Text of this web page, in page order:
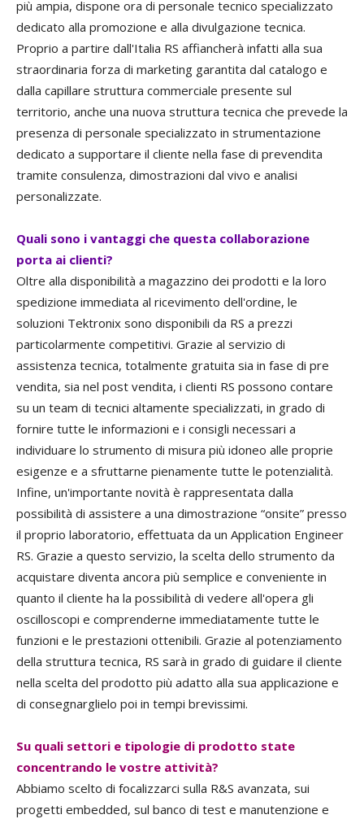
più ampia, dispone ora di personale tecnico specializzato
dedicato alla promozione e alla divulgazione tecnica.
Proprio a partire dall'Italia RS affiancherà infatti alla sua
straordinaria forza di marketing garantita dal catalogo e
dalla capillare struttura commerciale presente sul
territorio, anche una nuova struttura tecnica che prevede la
presenza di personale specializzato in strumentazione
dedicato a supportare il cliente nella fase di prevendita
tramite consulenza, dimostrazioni dal vivo e analisi
personalizzate.
Quali sono i vantaggi che questa collaborazione
porta ai clienti?
Oltre alla disponibilità a magazzino dei prodotti e la loro
spedizione immediata al ricevimento dell'ordine, le
soluzioni Tektronix sono disponibili da RS a prezzi
particolarmente competitivi. Grazie al servizio di
assistenza tecnica, totalmente gratuita sia in fase di pre
vendita, sia nel post vendita, i clienti RS possono contare
su un team di tecnici altamente specializzati, in grado di
fornire tutte le informazioni e i consigli necessari a
individuare lo strumento di misura più idoneo alle proprie
esigenze e a sfruttarne pienamente tutte le potenzialità.
Infine, un'importante novità è rappresentata dalla
possibilità di assistere a una dimostrazione “onsite” presso
il proprio laboratorio, effettuata da un Application Engineer
RS. Grazie a questo servizio, la scelta dello strumento da
acquistare diventa ancora più semplice e conveniente in
quanto il cliente ha la possibilità di vedere all'opera gli
oscilloscopi e comprenderne immediatamente tutte le
funzioni e le prestazioni ottenibili. Grazie al potenziamento
della struttura tecnica, RS sarà in grado di guidare il cliente
nella scelta del prodotto più adatto alla sua applicazione e
di consegnarglielo poi in tempi brevissimi.
Su quali settori e tipologie di prodotto state
concentrando le vostre attività?
Abbiamo scelto di focalizzarci sulla R&S avanzata, sui
progetti embedded, sul banco di test e manutenzione e